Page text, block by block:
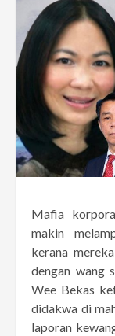
Mafia
makin
kerana
dengan wang
Wee Bekas
didakwa di
laporan